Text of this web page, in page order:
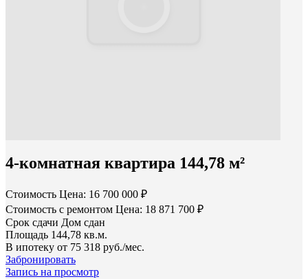
4-комнатная квартира 144,78 м²
Стоимость Цена: 16 700 000 ₽
Стоимость с ремонтом Цена: 18 871 700 ₽
Срок сдачи Дом сдан
Площадь 144,78 кв.м.
В ипотеку от 75 318 руб./мес.
Забронировать
Запись на просмотр